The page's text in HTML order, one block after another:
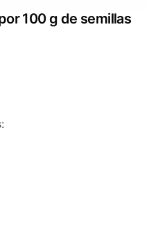
100 g de semillas